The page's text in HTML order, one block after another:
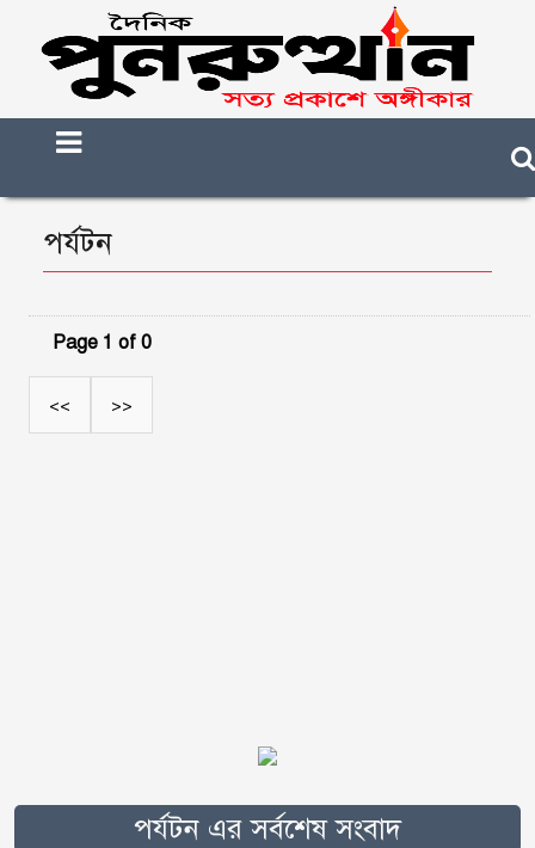
পর্যটন
Page 1 of 0
<< >>
পর্যটন এর সর্বশেষ সংবাদ